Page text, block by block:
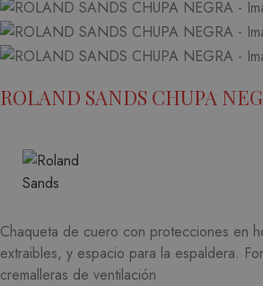
ROLAND SANDS CHUPA
Chaqueta de cuero con protecciones en
extraibles, y espacio para la espaldera.
cremalleras de ventilación